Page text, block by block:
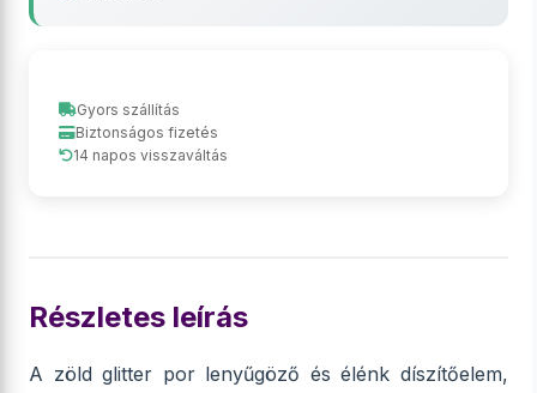
Gyors szállítás
Biztonságos fizetés
14 napos visszaváltás
Részletes leírás
A zöld glitter por lenyűgöző és élénk díszítőelem,